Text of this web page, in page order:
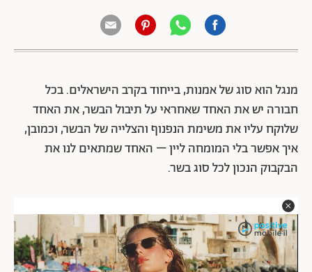
מנגל הוא סוג של אמנות, בייחוד בקרב הישראלים. בכל
חבורה יש את האחד שאחראי על תיבול הבשר, את האחד
שלוקח עליו את משימת הנפנוף והצלייה של הבשר, וכמובן,
איך אפשר בלי המומחה ליין – האחד שמתאים לנו את
הבקבוק הנכון לכל סוג בשר.